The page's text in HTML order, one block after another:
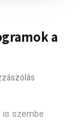
a
is szembe